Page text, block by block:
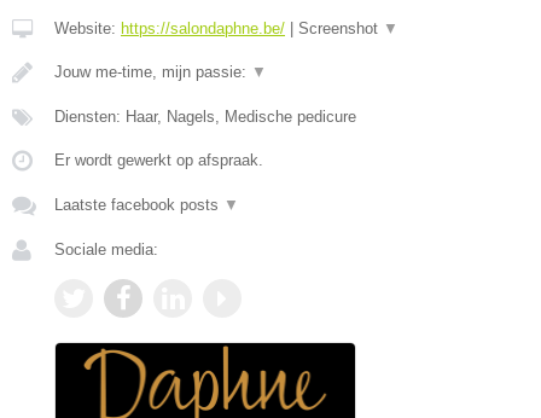
Website: https://salondaphne.be/ Screenshot ▼
Jouw me-time, mijn passie: ▼
Diensten: Haar, Nagels, Medische pedicure
Er wordt gewerkt op afspraak.
Laatste facebook posts ▼
Sociale media: